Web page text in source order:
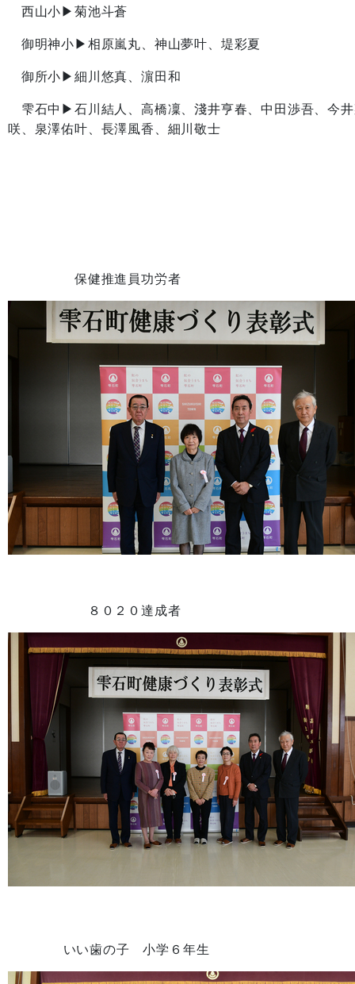
西山小▶菊池斗蒼
御明神小▶相原嵐丸、神山夢叶、堤彩夏
御所小▶細川悠真、濵田和
雫石中▶石川結人、高橋凜、淺井亨春、中田渉吾、今
咲、泉澤佑叶、 長澤風香、細川敬士
保健推進員功労者
８０２０達成者
いい歯の子 小学６年生